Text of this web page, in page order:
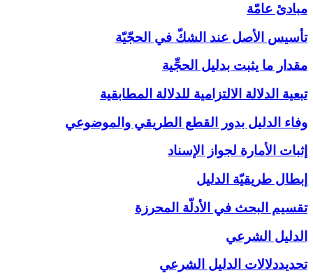
مبادئ عامّة
تأسيس الأصل عند الشكّ في الحجّيّة
مقدار ما يثبت بدليل الحجِّية
تبعية الدلالة الالتزامية للدلالة المطابقية
وفاء الدليل بدور القطع الطريقي والموضوعي
إثبات الأمارة لجواز الإسناد
إبطال طريقيّة الدليل
تقسيم البحث في الأدلّة المحرزة
الدليل الشرعي‏
تحديددلالات الدليل الشرعي‏